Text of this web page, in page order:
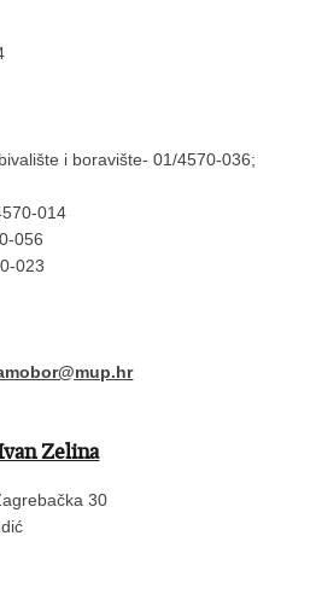
i boravište- 01/4570-036;
014
056
023
Zelina
30